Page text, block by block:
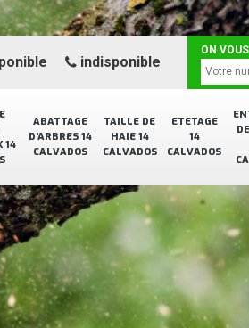
14
ABATTAGE
D'ARBRES 14
CALVADOS
TAILLE DE
HAIE 14
CALVADOS
ETETAGE
14
CALVADOS
indisponible
ON